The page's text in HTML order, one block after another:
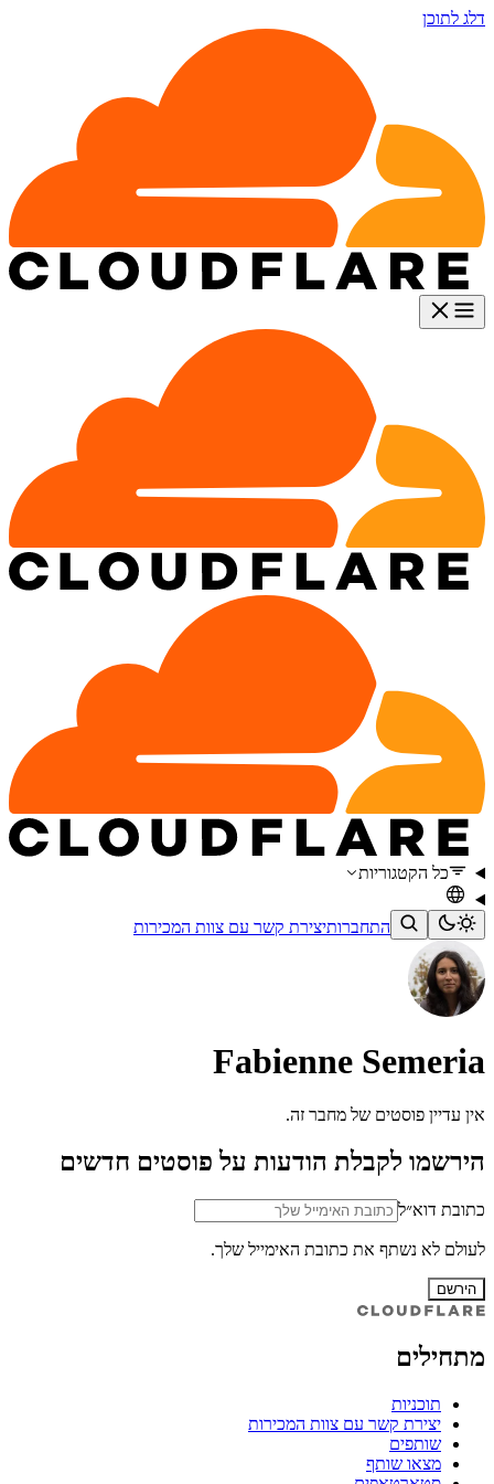
דלג לתוכן
כל הקטגוריות
התחברותיצירת קשר עם צוות המכירות
Fabienne Semeria
אין עדיין פוסטים של מחבר זה.
הירשמו לקבלת הודעות על פוסטים חדשים
כתובת דוא״ל
לעולם לא נשתף את כתובת האימייל שלך.
הירשם
מתחילים
תוכניות
יצירת קשר עם צוות המכירות
שותפים
מצאו שותף